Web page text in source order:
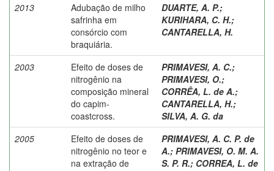
2013
Adubação de milho
safrinha em
consórcio com
braquiária.
DUARTE, A. P.;
KURIHARA, C. H.;
CANTARELLA, H.
2003
Efeito de doses de
nitrogênio na
composição mineral
do capim-
coastcross.
PRIMAVESI, A. C.;
PRIMAVESI, O.;
CORRÊA, L. de A.;
CANTARELLA, H.;
SILVA, A. G. da
2005
Efeito de doses de
nitrogênio no teor e
na extração de
PRIMAVESI, A. C. P. de
A.; PRIMAVESI, O. M. A.
S. P. R.; CORREA, L. de